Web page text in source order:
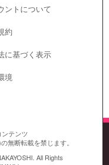
ントについて
約
に基づく表示
境
テンツ
無断転載を禁じます。
All Rights